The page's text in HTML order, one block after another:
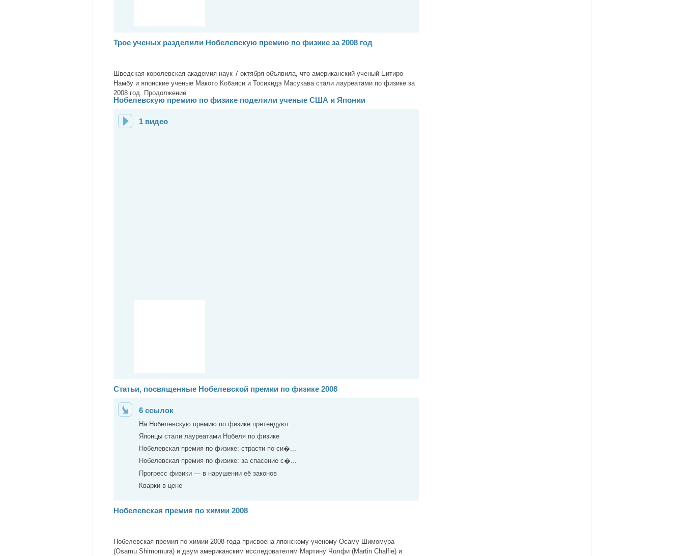
Трое ученых разделили Нобелевскую премию по физике за 2008 год
Шведская королевская академия наук 7 октября объявила, что американский ученый Еитиро
Намбу и японские ученые Макото Кобаяси и Тосихидэ Масукава стали лауреатами по физике за
2008 год. Продолжение
Нобелевскую премию по физике поделили ученые США и Японии
1 видео
Статьи, посвященные Нобелевской премии по физике 2008
6 ссылок
На Нобелевскую премию по физике претендуют ...
Японцы стали лауреатами Нобеля по физике
Нобелевская премия по физике: страсти по си�...
Нобелевская премия по физике: за спасение с�...
Прогресс физики — в нарушении её законов
Кварки в цене
Нобелевская премия по химии 2008
Нобелевская премия по химии 2008 года присвоена японскому ученому Осаму Шимомура
(Osamu Shimomura) и двум американским исследователям Мартину Чолфи (Martin Chalfie) и